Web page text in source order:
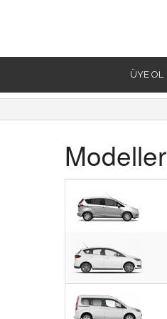
ÜYE OL
Modeller